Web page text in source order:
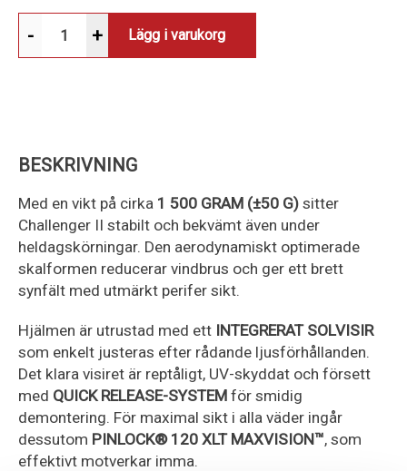
- + Lägg i varukorg
BESKRIVNING
Med en vikt på cirka 1 500 GRAM (±50 G) sitter
Challenger II stabilt och bekvämt även under
heldagskörningar. Den aerodynamiskt optimerade
skalformen reducerar vindbrus och ger ett brett
synfält med utmärkt perifer sikt.
Hjälmen är utrustad med ett INTEGRERAT SOLVISIR
som enkelt justeras efter rådande ljusförhållanden.
Det klara visiret är reptåligt, UV-skyddat och försett
med QUICK RELEASE-SYSTEM för smidig
demontering. För maximal sikt i alla väder ingår
dessutom PINLOCK® 120 XLT MAXVISION™, som
effektivt motverkar imma.